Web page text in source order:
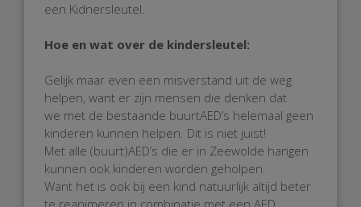
een Kidnersleutel.
Hoe en wat over de kindersleutel:
Gelijk maar even een misverstand uit de weg
helpen, want er zijn mensen die denken dat
we met de bestaande buurtAED’s helemaal geen
kinderen kunnen helpen. Dit is niet juist!
Met alle (buurt)AED’s die er in Zeewolde hangen
kunnen ook kinderen worden geholpen.
Want het is ook bij een kind natuurlijk altijd beter
te reanimeren in combinatie met een AED